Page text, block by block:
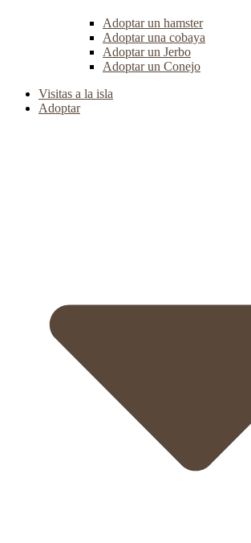
Adoptar un hamster
Adoptar una cobaya
Adoptar un Jerbo
Adoptar un Conejo
Visitas a la isla
Adoptar